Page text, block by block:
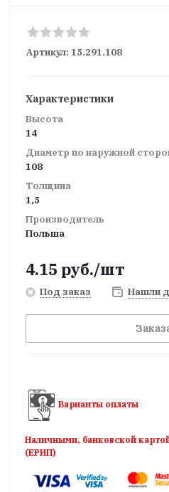
Артикул: 15.291.108
Характеристики
Высота
14
Диаметр по наружной
108
Толщина
1,5
Производитель
Польша
4.15 руб./шт
Под заказ Нашли
Варианты оплаты
Наличными, банковской
(ЕРИП)